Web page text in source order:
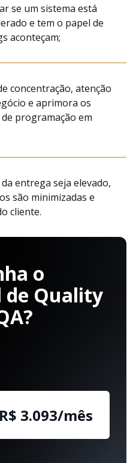
se um sistema está
e tem o papel de
aconteçam;
concentração, atenção
e aprimora os
programação em
entrega seja elevado,
são minimizadas e
cliente.
o
de Quality
R$ 3.093/mês